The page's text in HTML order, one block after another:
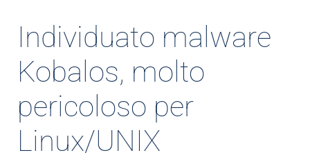
Individuato malware
Kobalos, molto
pericoloso per
Linux/UNIX